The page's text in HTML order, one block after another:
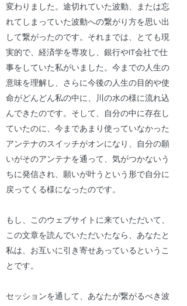
変わりました。途切れていた波動、または忘
れてしまっていた波動への繋がり方を思い出
して繋がったのです。それまでは、とても現
実的で、経済学を専攻し、銀行やIT会社で仕
事をしていた私がいました。今までの人生の
意味を理解し、さらに今後の人生の目的や使
命がどんどん私の中に、川の水の様に流れ込
んできたのです。そして、自分の中に存在し
ていたのに、今まであまり使っていなかった
アンテナのスイッチがオンになり、自分の願
いがそのアンテナを通って、気がつかないう
ちに発信され、願いが叶うという形で自分に
戻ってくる様になったのです。
もし、このウェブサイトに来ていただいて、
この文章を読んでいただいたなら、あなたと
私は、お互いに引き寄せあっているというこ
とです。
セッションを通して、あなたが繋がるべき波